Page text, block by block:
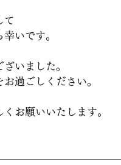
て
いです。
いました。
過ごしください。
お願いいたします。